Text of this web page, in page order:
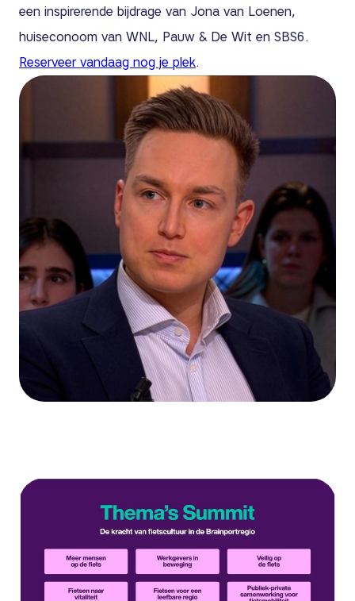
een inspirerende bijdrage van Jona van Loenen,
huiseconoom van WNL, Pauw & De Wit en SBS6.
Reserveer vandaag nog je plek.